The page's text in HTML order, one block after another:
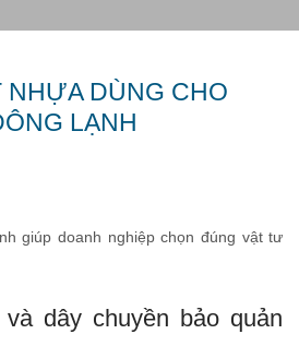
NHỰA DÙNG CHO
LẠNH
giúp doanh nghiệp chọn đúng vật tư
dây chuyền bảo quản